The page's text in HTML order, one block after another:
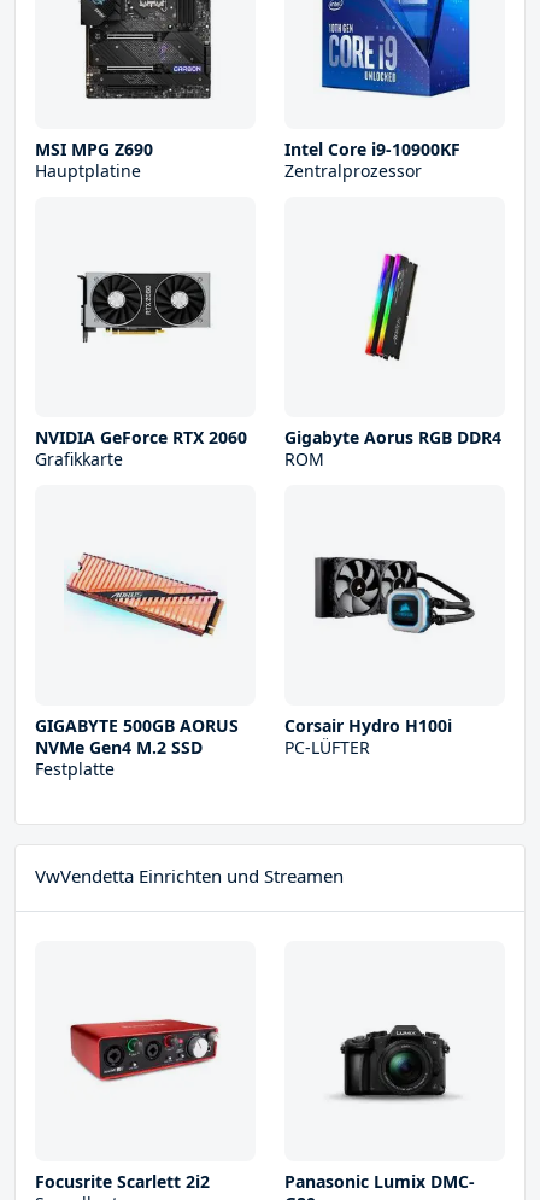
MSI MPG Z690
Hauptplatine
Intel Core i9-10900KF
Zentralprozessor
NVIDIA GeForce RTX 2060
Grafikkarte
Gigabyte Aorus RGB DDR4
ROM
GIGABYTE 500GB AORUS
NVMe Gen4 M.2 SSD
Festplatte
Corsair Hydro H100i
PC-LÜFTER
VwVendetta Einrichten und Streamen
Focusrite Scarlett 2i2
Panasonic Lumix DMC-